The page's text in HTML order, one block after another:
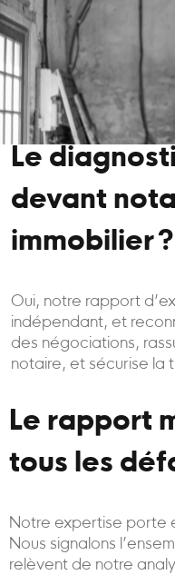
Le
devant
immobilier ?
Oui, notre rapport
indépendant, et
des négociations,
notaire, et sécurise la
Le rapport
tous les
Notre expertise porte
Nous signalons
relèvent de notre